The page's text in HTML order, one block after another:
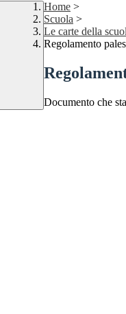
Home >
Scuola >
Le carte della
Regolamento
Documento che